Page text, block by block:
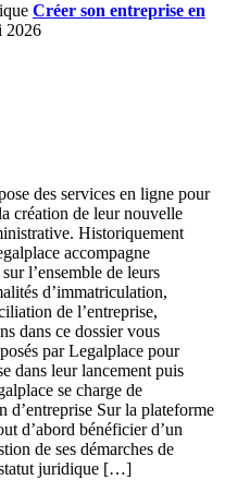
Créer son entreprise en
2026
des services en ligne pour
création de leur nouvelle
Historiquement
accompagne
l’ensemble de leurs
d’immatriculation,
de l’entreprise,
dans ce dossier vous
par Legalplace pour
dans leur lancement puis
se charge de
d’entreprise Sur la plateforme
d’abord bénéficier d’un
de ses démarches de
statut juridique […]